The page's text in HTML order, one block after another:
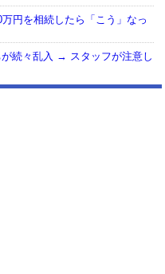
円を相続したら「こう」なっ
が続々乱入 → スタッフが注意し